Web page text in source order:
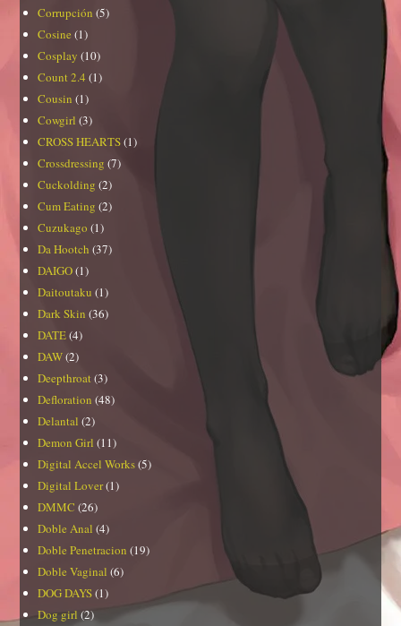
Corrupción (5)
Cosine (1)
Cosplay (10)
Count 2.4 (1)
Cousin (1)
Cowgirl (3)
CROSS HEARTS(1)
Crossdressing (7)
Cuckolding (2)
Cum Eating (2)
Cuzukago (1)
Da Hootch (37)
DAIGO(1)
Daitoutaku (1)
Dark Skin (36)
DATE(4)
DAW(2)
Deepthroat(3)
Defloration (48)
Delantal (2)
Demon Girl (11)
Digital Accel Works(5)
Digital Lover(1)
DMMC (26)
Doble Anal (4)
Doble Penetracion (19)
Doble Vaginal (6)
DOG DAYS(1)
Dog girl (2)